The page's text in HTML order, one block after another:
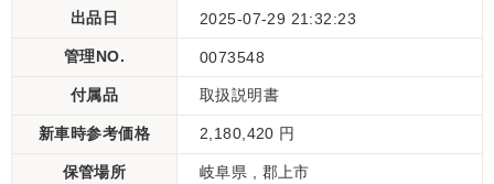
出品日 2025-07-29 21:32:23
管理NO. 0073548
付属品 取扱説明書
新車時参考価格 2,180,420 円
保管場所 岐阜県 , 郡上市